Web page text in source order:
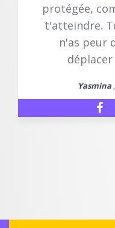
protégée,
t'atteindre.
n'as peur
Yasmina